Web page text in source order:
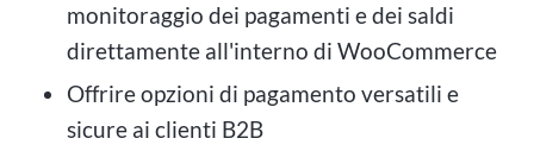
monitoraggio dei pagamenti e dei saldi
direttamente all'interno di WooCommerce
Offrire opzioni di pagamento versatili e
sicure ai clienti B2B